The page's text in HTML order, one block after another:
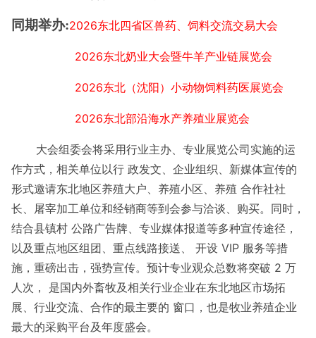
同期举办:2026东北四省区兽药、饲料交流交易大会
2026东北奶业大会暨牛羊产业链展览会
2026东北（沈阳）小动物饲料药医展览会
2026东北部沿海水产养殖业展览会
大会组委会将采用行业主办、专业展览公司实施的运
作方式，相关单位以行 政发文、企业组织、新媒体宣传的
形式邀请东北地区养殖大户、养殖小区、养殖 合作社社
长、屠宰加工单位和经销商等到会参与洽谈、购买。同时，
结合县镇村 公路广告牌、专业媒体报道等多种宣传途径，
以及重点地区组团、重点线路接送、 开设 VIP 服务等措
施，重磅出击，强势宣传。预计专业观众总数将突破 2 万
人次， 是国内外畜牧及相关行业企业在东北地区市场拓
展、行业交流、合作的最主要的 窗口，也是牧业养殖企业
最大的采购平台及年度盛会。